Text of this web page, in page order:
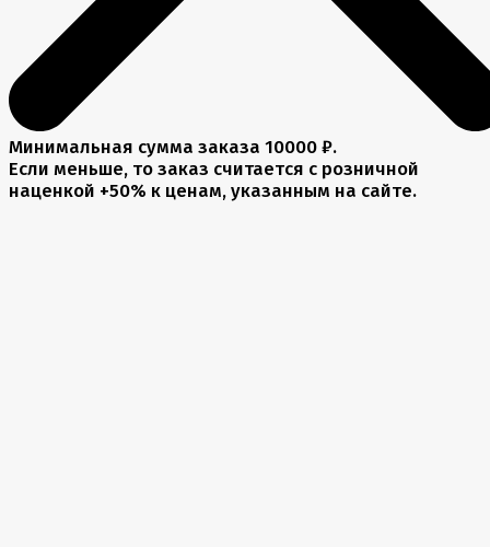
Минимальная сумма заказа 10000 ₽.
Если меньше, то заказ считается с розничной
наценкой +50% к ценам, указанным на сайте.